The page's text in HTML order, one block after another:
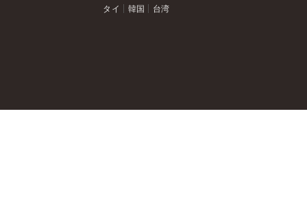
タイ
韓国 台湾